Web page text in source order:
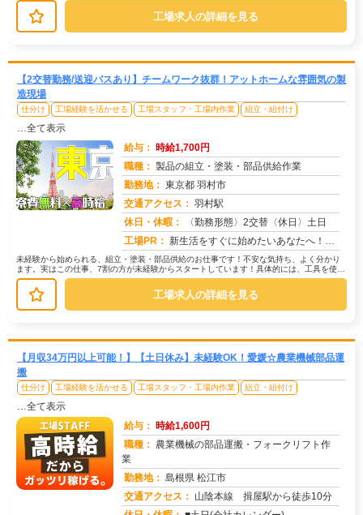
工場求人の詳細を見る
【2交替勤務/送迎バスあり】チームワーク抜群！アットホームな雰囲気の製
造現場
仕分け 工場経験を活かせる 工場スタッフ・工場内作業 組立・組付け
…全て表示
給与： 時給1,700円
職種： 製品の組立・塗装・部品供給作業
勤務地： 東京都 羽村市
交通アクセス： 羽村駅
休日・休暇：
〈勤務形態〉2交替〈休日〉土日
工場PR： 新生活をすぐに始めたいあなたへ！株式会社京栄センターでは、未経験者も安心してスタートできる環境が整っています。→最...
未経験から始められる、組立・塗装・部品供給のお仕事です！不安な気持ち、よく分かり
ます。実はこの仕事、7割の方が未経験からスタートしています！具体的には、工具を使っ
て部品を組み立てたり、塗装機械を...
工場求人の詳細を見る
【月収34万円以上可能！】【土日休み】未経験OK！愛媛☆農業機械部品運
搬
仕分け 工場経験を活かせる 工場スタッフ・工場内作業 組立・組付け
…全て表示
給与： 時給1,600円
職種： 農業機械の部品運搬・フォークリフト作
業
勤務地： 島根県 松江市
交通アクセス： 山陰本線 揖屋駅から徒歩10分